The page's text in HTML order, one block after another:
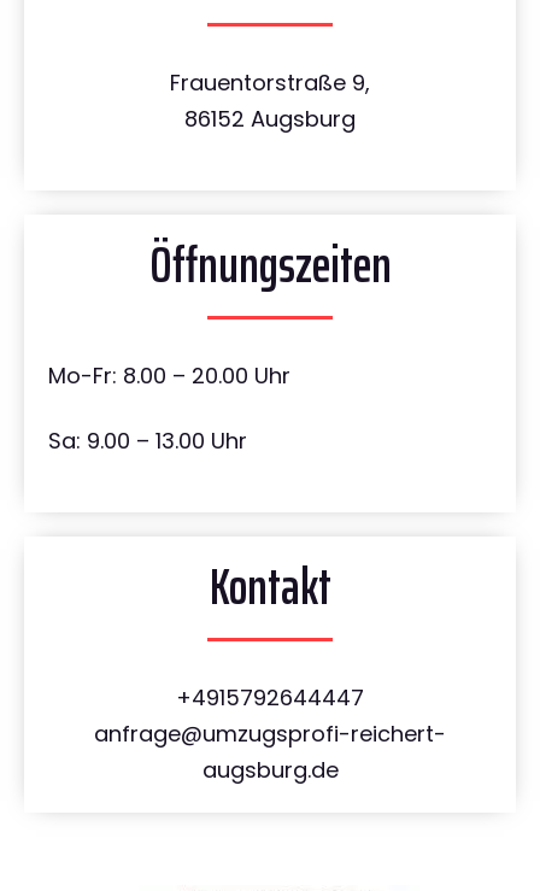
Frauentorstraße 9,
86152 Augsburg
Öffnungszeiten
Mo-Fr: 8.00 – 20.00 Uhr
Sa: 9.00 – 13.00 Uhr
Kontakt
+4915792644447
anfrage@umzugsprofi-reichert-
augsburg.de